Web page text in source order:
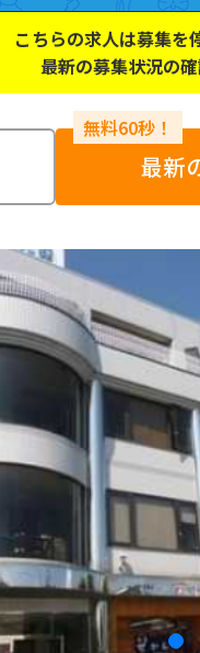
こちらの求人は募集を
最新の募集状況の確
最新